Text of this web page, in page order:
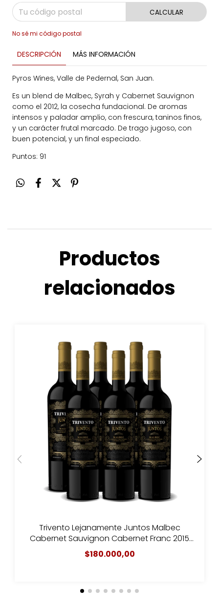
CALCULAR
No sé mi código postal
DESCRIPCIÓN MÁS INFORMACIÓN
Pyros Wines, Valle de Pedernal, San Juan.
Es un blend de Malbec, Syrah y Cabernet Sauvignon
como el 2012, la cosecha fundacional. De aromas
intensos y paladar amplio, con frescura, taninos finos,
y un carácter frutal marcado. De trago jugoso, con
buen potencial, y un final especiado.
Puntos: 91
Productos
relacionados
Trivento Lejanamente Juntos Malbec
Cabernet Sauvignon Cabernet Franc 2015
(caja x 6)
$180.000,00